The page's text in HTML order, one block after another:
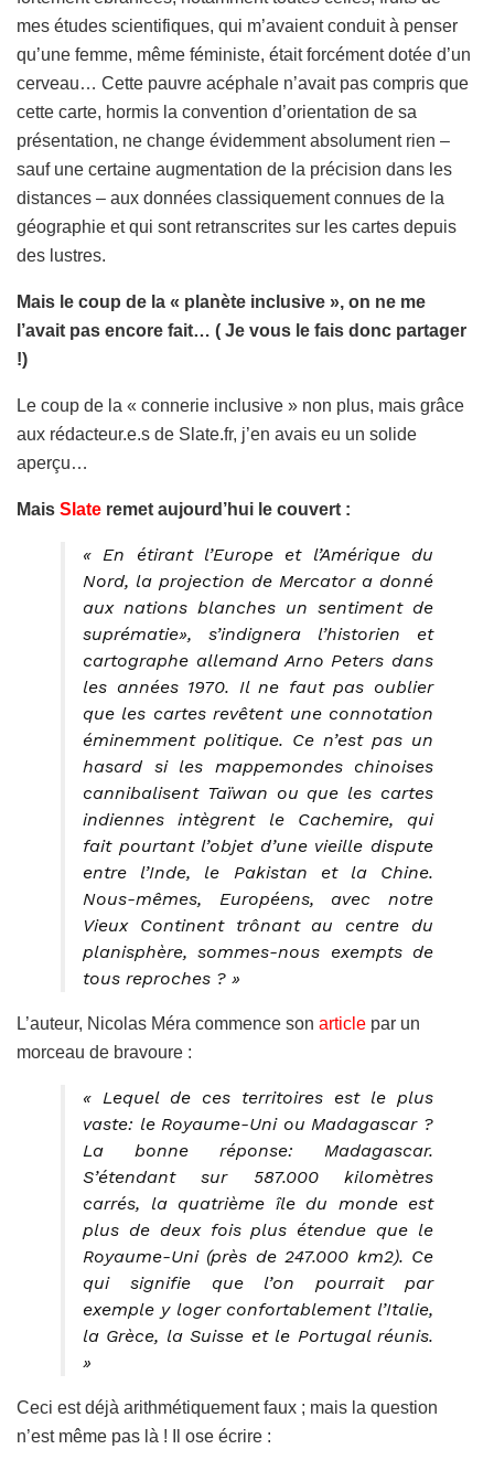
mes études scientifiques, qui m’avaient conduit à penser
qu’une femme, même féministe, était forcément dotée d’un
cerveau… Cette pauvre acéphale n’avait pas compris que
cette carte, hormis la convention d’orientation de sa
présentation, ne change évidemment absolument rien –
sauf une certaine augmentation de la précision dans les
distances – aux données classiquement connues de la
géographie et qui sont retranscrites sur les cartes depuis
des lustres.
Mais le coup de la « planète inclusive », on ne me
l’avait pas encore fait… ( Je vous le fais donc partager
!)
Le coup de la « connerie inclusive » non plus, mais grâce
aux rédacteur.e.s de Slate.fr, j’en avais eu un solide
aperçu…
Mais Slate remet aujourd’hui le couvert :
« En étirant l’Europe et l’Amérique du
Nord, la projection de Mercator a donné
aux nations blanches un sentiment de
suprématie», s’indignera l’historien et
cartographe allemand Arno Peters dans
les années 1970. Il ne faut pas oublier
que les cartes revêtent une connotation
éminemment politique. Ce n’est pas un
hasard si les mappemondes chinoises
cannibalisent Taïwan ou que les cartes
indiennes intègrent le Cachemire, qui
fait pourtant l’objet d’une vieille dispute
entre l’Inde, le Pakistan et la Chine.
Nous-mêmes, Européens, avec notre
Vieux Continent trônant au centre du
planisphère, sommes-nous exempts de
tous reproches ? »
L’auteur, Nicolas Méra commence son article par un
morceau de bravoure :
« Lequel de ces territoires est le plus
vaste: le Royaume-Uni ou Madagascar ?
La bonne réponse: Madagascar.
S’étendant sur 587.000 kilomètres
carrés, la quatrième île du monde est
plus de deux fois plus étendue que le
Royaume-Uni (près de 247.000 km2). Ce
qui signifie que l’on pourrait par
exemple y loger confortablement l’Italie,
la Grèce, la Suisse et le Portugal réunis.
»
Ceci est déjà arithmétiquement faux ; mais la question
n’est même pas là ! Il ose écrire :